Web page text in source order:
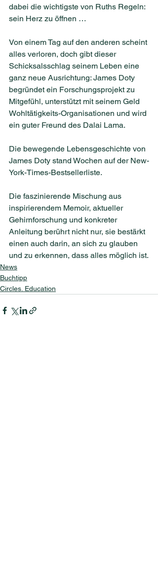
dabei die wichtigste von Ruths Regeln:
sein Herz zu öffnen …
Von einem Tag auf den anderen scheint
alles verloren, doch gibt dieser
Schicksalsschlag seinem Leben eine
ganz neue Ausrichtung: James Doty
begründet ein Forschungsprojekt zu
Mitgefühl, unterstützt mit seinem Geld
Wohltätigkeits-Organisationen und wird
ein guter Freund des Dalai Lama.
Die bewegende Lebensgeschichte von
James Doty stand Wochen auf der New-
York-Times-Bestsellerliste.
Die faszinierende Mischung aus
inspirierendem Memoir, aktueller
Gehirnforschung und konkreter
Anleitung berührt nicht nur, sie bestärkt
einen auch darin, an sich zu glauben
und zu erkennen, dass alles möglich ist.
News
Buchtipp
Circles. Education